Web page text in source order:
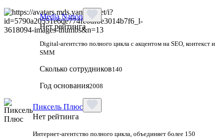
Media Nation
Нет рейтинга
Digital-агентство полного цикла с акцентом на SEO, контекст и
SMM
Сколько сотрудников140
Год основания2008
Пиксель Плюс
Нет рейтинга
Интернет-агентство полного цикла, объединяет более 150